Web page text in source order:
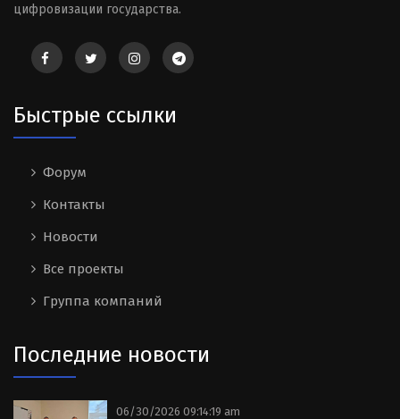
цифровизации государства.
Быстрые ссылки
Форум
Контакты
Новости
Все проекты
Группа компаний
Последние новости
06/30/2026 09:14:19 am